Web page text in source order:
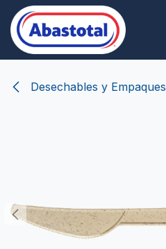
Ir al contenido
Desechables y Empaques